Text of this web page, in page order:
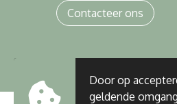
Contacteer ons
Door op
geldende